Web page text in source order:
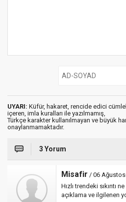
UYARI: Küfür, hakaret, rencide edici
içeren, imla kuralları ile yazılmamış,
Türkçe karakter kullanılmayan ve büyük
onaylanmamaktadır.
3 Yorum
Misafir / 06 Ağustos
Hızlı trendeki sıkıntı
açıklama ve ilgilenen